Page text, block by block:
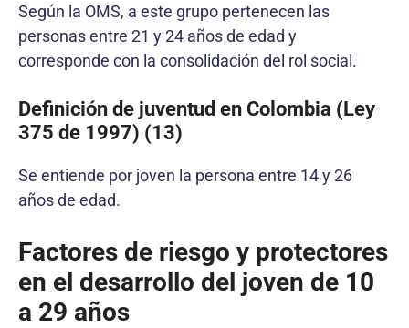
Según la OMS, a este grupo pertenecen las
personas entre 21 y 24 años de edad y
corresponde con la consolidación del rol social.
Definición de juventud en Colombia (Ley
375 de 1997) (13)
Se entiende por joven la persona entre 14 y 26
años de edad.
Factores de riesgo y protectores
en el desarrollo del joven de 10
a 29 años